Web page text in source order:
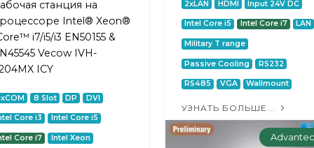
2xLAN HDMI Input 24V DC
Intel Core i5 Intel Core i7 LAN
Military T range
Passive Cooling RS232
RS485 VGA Wallmount
УЗНАТЬ БОЛЬШЕ...
станция на
Intel® Xeon®
i7/i5/i3 EN50155 &
Vecow IVH-
ICY
8 Slot DP DVI
Core i3 Intel Core i5
Core i7 Intel Xeon